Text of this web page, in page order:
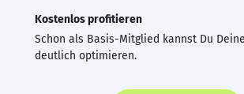
Kostenlos profitieren
Schon als Basis-Mitglied kannst Du
deutlich optimieren.